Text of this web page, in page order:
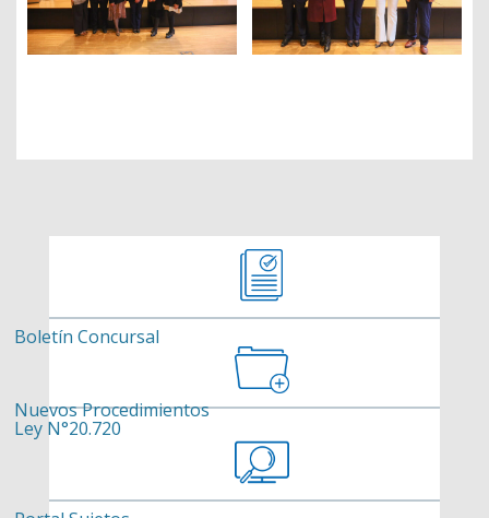
Boletín Concursal
Nuevos Procedimientos
Ley N°20.720